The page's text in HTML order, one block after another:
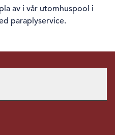
av i vår utomhuspool i
paraplyservice.